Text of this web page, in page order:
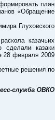
план
«Обращение
Глуховского
казачьих
сделали казаки
28 февраля 2009
решения по
служба ОВКО